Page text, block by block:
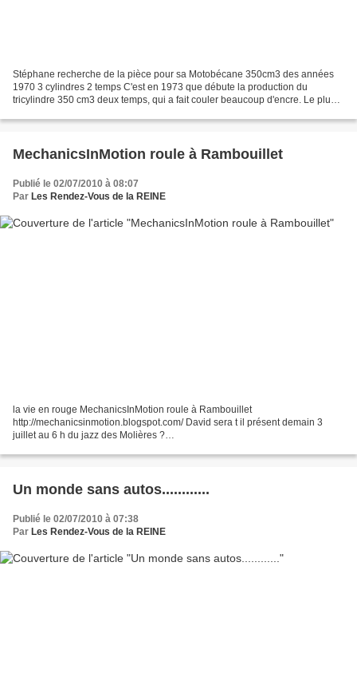
Stéphane recherche de la pièce pour sa Motobécane 350cm3 des années
1970 3 cylindres 2 temps C'est en 1973 que débute la production du
tricylindre 350 cm3 deux temps, qui a fait couler beaucoup d'encre. Le plus
MechanicsInMotion roule à Rambouillet
Publié le 02/07/2010 à 08:07
Par Les Rendez-Vous de la REINE
la vie en rouge MechanicsInMotion roule à Rambouillet
http://mechanicsinmotion.blogspot.com/ David sera t il présent demain 3
juillet au 6 h du jazz des Molières ?
la mairie des Molières...
Un monde sans autos............
Publié le 02/07/2010 à 07:38
Par Les Rendez-Vous de la REINE